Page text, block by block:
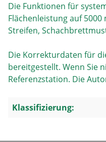
Die Funktionen für
Flächenleistung auf
Streifen,
Die Korrekturdaten für
bereitgestellt. Wenn Sie
Referenzstation. Die
Klassifizierung: